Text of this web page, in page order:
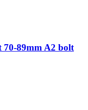
70-89mm A2 bolt